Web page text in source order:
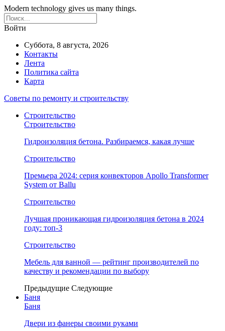
Modern technology gives us many things.
Войти
Суббота, 8 августа, 2026
Контакты
Лента
Политика сайта
Карта
Советы по ремонту и строительству
Строительство
Строительство
Гидроизоляция бетона. Разбираемся, какая лучше
Строительство
Премьера 2024: серия конвекторов Apollo Transformer
System от Ballu
Строительство
Лучшая проникающая гидроизоляция бетона в 2024
году: топ-3
Строительство
Мебель для ванной — рейтинг производителей по
качеству и рекомендации по выбору
Предыдущие Следующие
Баня
Баня
Двери из фанеры своими руками